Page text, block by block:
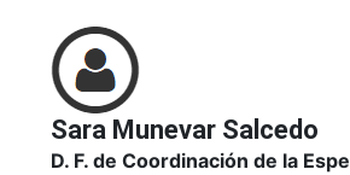
Sara Munevar Salcedo
D. F. de Coordinación de la